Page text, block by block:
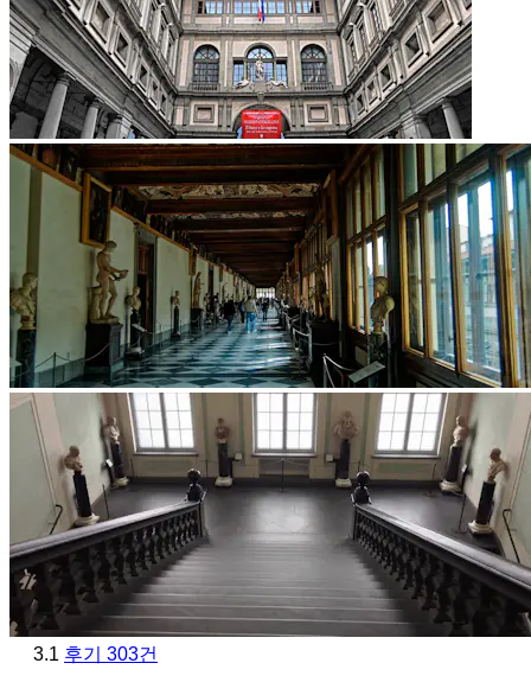
3.1 후기 303건